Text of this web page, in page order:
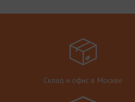
Склад и офис в Москве